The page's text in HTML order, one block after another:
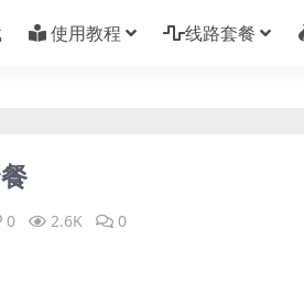
使用教程 线路套餐
0 2.6K 0